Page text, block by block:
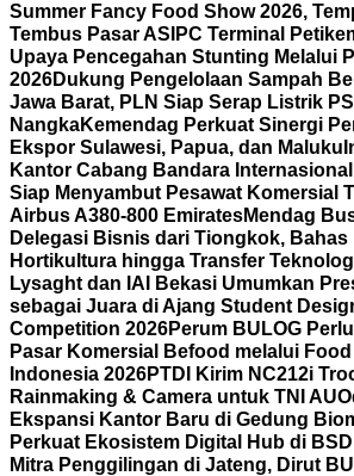
Summer Fancy Food Show 2026,
Tembus Pasar AS IPC Terminal
Upaya Pencegahan Stunting Melalui
2026Dukung Pengelolaan Sampah
Jawa Barat, PLN Siap Serap Listrik
NangkaKemendag Perkuat Sinergi
Ekspor Sulawesi, Papua, dan Maluku
Kantor Cabang Bandara
Siap Menyambut Pesawat Komersial
Airbus A380-800 EmiratesMendag
Delegasi Bisnis dari Tiongkok, Bahas
Hortikultura hingga Transfer
Lysaght dan IAI Bekasi Umumkan
sebagai Juara di Ajang Student
Competition 2026Perum BULOG
Pasar Komersial Befood melalui
Indonesia 2026PTDI Kirim NC212i
Rainmaking & Camera untuk TNI AU
Ekspansi Kantor Baru di Gedung
Perkuat Ekosistem Digital Hub di
Mitra Penggilingan di Jateng, Dirut